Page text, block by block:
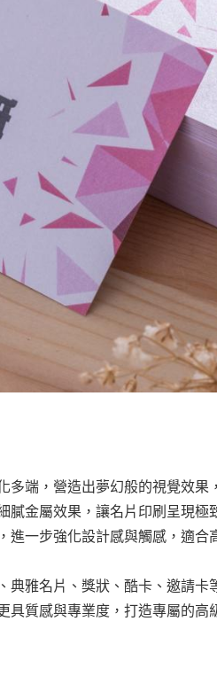
端，營造出夢幻般的視覺效
金屬效果，讓名片印刷呈現
一步強化設計感與觸感，適合
雅名片、獎狀、酷卡、邀請
質感與專業度，打造專屬的高